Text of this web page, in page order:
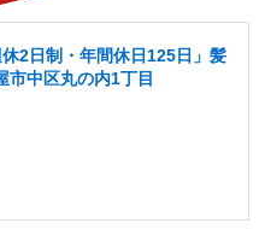
2日制・年間休日125日」髪
市中区丸の内1丁目